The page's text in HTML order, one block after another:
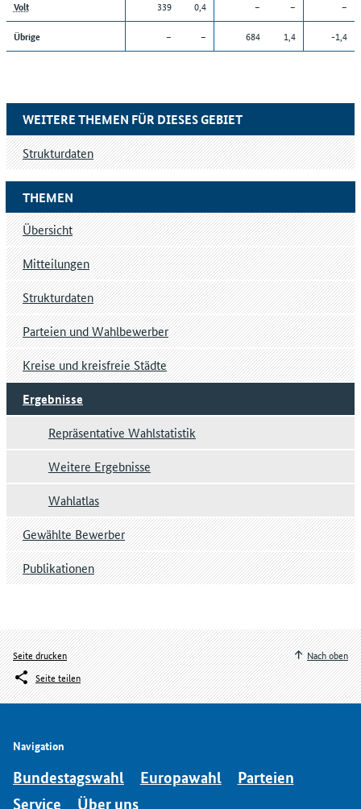
Volt 339 0,4 – – –
Übrige – – 684 1,4 -1,4
THEMEN
Übersicht
Mitteilungen
Strukturdaten
Parteien und Wahlbewerber
Kreise und kreisfreie Städte
Ergebnisse
Repräsentative Wahlstatistik
Weitere Ergebnisse
Wahlatlas
Gewählte Bewerber
Publikationen
WEITERE THEMEN FÜR DIESES GEBIET
Strukturdaten
Seite drucken
Seite teilen
Nach oben
Navigation
Bundestagswahl Europawahl
Parteien
Service
Über uns